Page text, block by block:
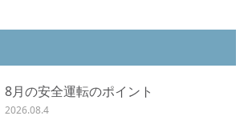
8月の安全運転のポイント
2026.08.4